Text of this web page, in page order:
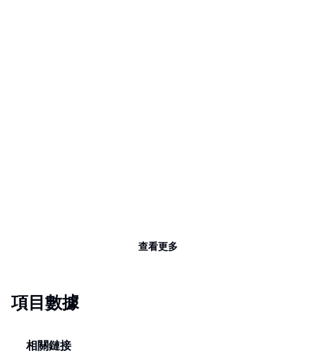
查看更多
項目數據
相關鏈接